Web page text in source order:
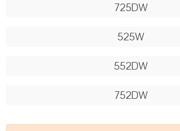
725DW
525W
552DW
752DW